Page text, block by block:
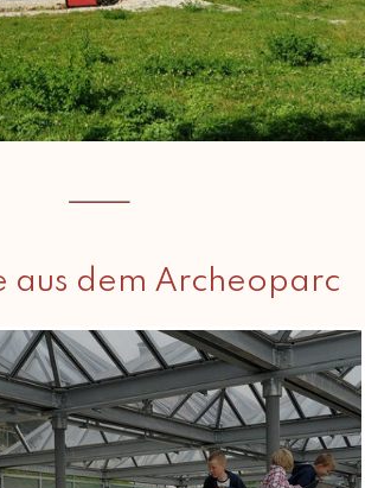
aus dem Archeoparc